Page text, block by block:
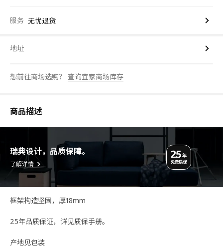
服务 无忧退货
地址
想前往商场选购？ 查询宜家商场库存
商品描述
瑞典设计，品质保障。
了解详情
框架构造坚固，厚18mm
25年品质保证，详见质保手册。
产地见包装